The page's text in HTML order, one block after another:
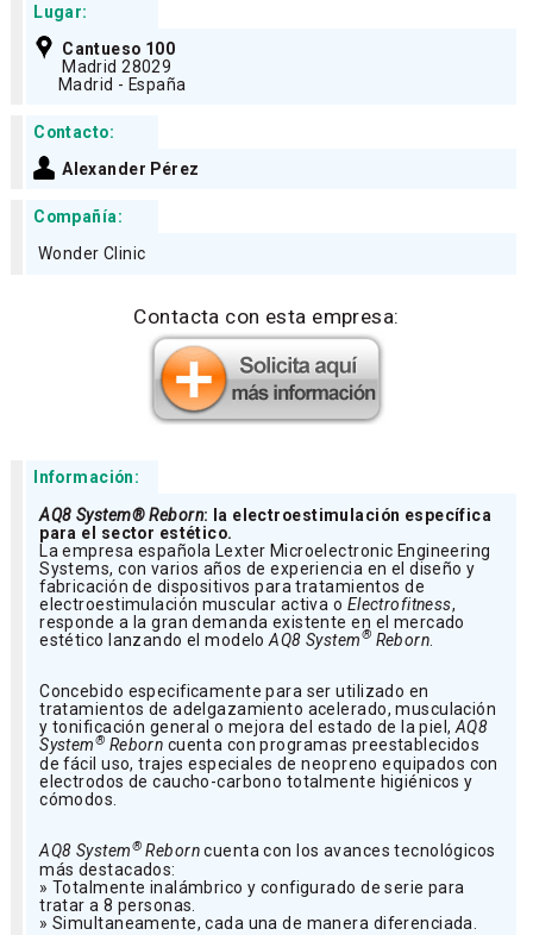
Lugar:
Cantueso 100
Madrid 28029
Madrid - España
Contacto:
Alexander Pérez
Compañía:
Wonder Clinic
Contacta con esta empresa:
Información:
AQ8 System® Reborn: la electroestimulación específica
para el sector estético.
La empresa española Lexter Microelectronic Engineering
Systems, con varios años de experiencia en el diseño y
fabricación de dispositivos para tratamientos de
electroestimulación muscular activa o Electrofitness,
responde a la gran demanda existente en el mercado
estético lanzando el modeloAQ8 System® Reborn
Concebido especificamente para ser utilizado en
tratamientos de adelgazamiento acelerado, musculación
y tonificación general o mejora del estado de la piel,AQ8
System® Reborn cuenta con programas preestablecidos
de fácil uso, trajes especiales de neopreno equipados con
electrodos de caucho-carbono totalmente higiénicos y
cómodos.
AQ8 System®Reborncuenta con los avances tecnológicos
más destacados:
» Totalmente inalámbrico y configurado de serie para
tratar a 8 personas.
» Simultaneamente, cada una de manera diferenciada.